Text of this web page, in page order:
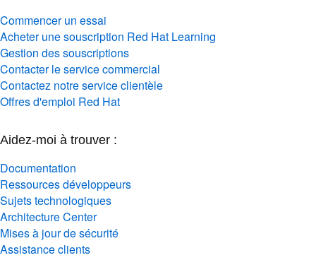
Commencer un essai
Acheter une souscription Red Hat Learning
Gestion des souscriptions
Contacter le service commercial
Contactez notre service clientèle
Offres d'emploi Red Hat
Aidez-moi à trouver :
Documentation
Ressources développeurs
Sujets technologiques
Architecture Center
Mises à jour de sécurité
Assistance clients